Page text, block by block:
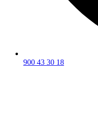
900 43 30 18